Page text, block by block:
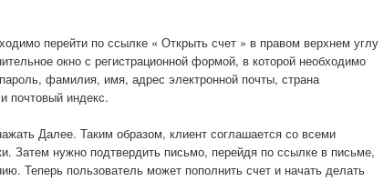
перейти по ссылке « Открыть счет » в правом верхнем углу
окно с регистрационной формой, в которой необходимо
фамилия, имя, адрес электронной почты, страна
почтовый индекс.
Далее. Таким образом, клиент соглашается со всеми
Затем нужно подтвердить письмо, перейдя по ссылке в письме,
Теперь пользователь может пополнить счет и начать делать